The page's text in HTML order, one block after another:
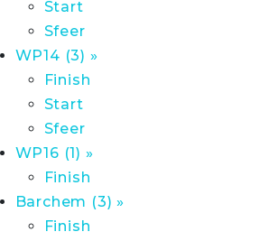
Start
Sfeer
WP14 (3) »
Finish
Start
Sfeer
WP16 (1) »
Finish
Barchem (3) »
Finish